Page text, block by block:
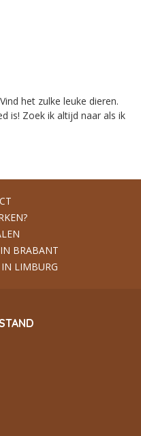
het zulke leuke dieren.
is! Zoek ik altijd naar als ik
BRABANT
LIMBURG